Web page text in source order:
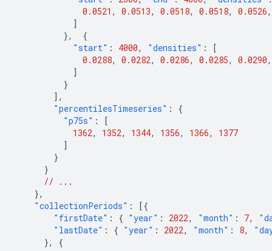
0.0521 , 0.0513, 0.0518, 0.0518, 0.0526,
]
},
{
"start" : 4000, "densities" :
[
0.0288, 0.0282, 0.0286, 0.0285, 0.0290,
]
}
],
"percentilesTimeseries" :
{
"p75s" :
[
1362, 1352, 1344, 1356, 1366,
1377
]
}
}
// ...
},
"collectionPeriods" :
[{
"firstDate" : { "year" : 2022, "month" : 7,
"lastDate" : { "year" : 2022, "month" : 8,
},
{